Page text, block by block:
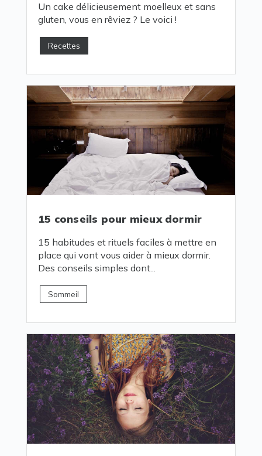
Un cake délicieusement moelleux et sans
gluten, vous en rêviez ? Le voici !
Recettes
15 conseils pour mieux dormir
15 habitudes et rituels faciles à mettre en
place qui vont vous aider à mieux dormir.
Des conseils simples dont...
Sommeil